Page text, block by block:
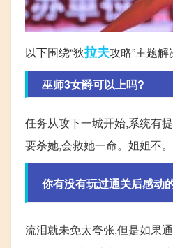
以下围绕“狄拉夫攻略”主题
巫师3女爵可以上吗?
任务从攻下一城开始,系统有
要杀她,会救她一命。姐姐不。
你有没有玩过通关后感动
流泪就未免太夸张,但是如果